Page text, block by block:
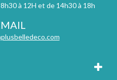
à 12H et de 14h30 à 18h